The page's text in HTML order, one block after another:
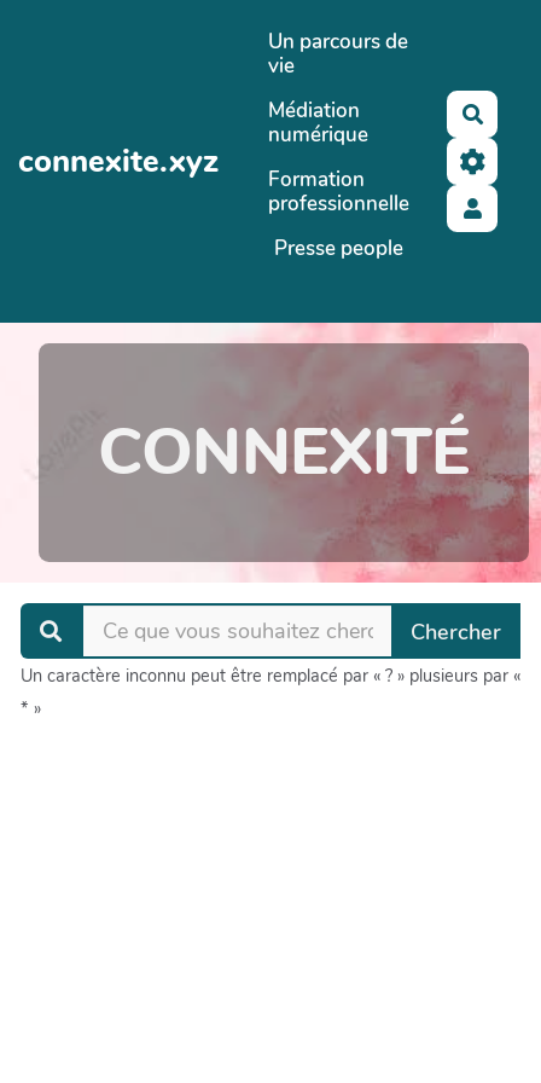
connexite.xyz
Un parcours de
vie
Médiation
numérique
Formation
professionnelle
Presse people
CONNEXITÉ
Un caractère inconnu peut être remplacé par « ? » plusieurs par «
* »